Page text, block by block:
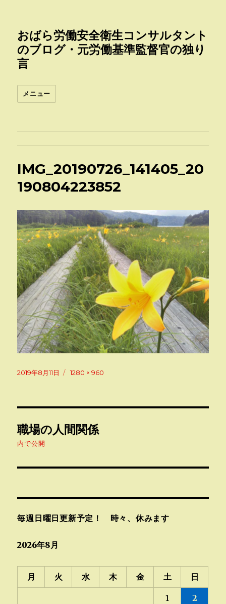
おばら労働安全衛生コンサルタント
のブログ・元労働基準監督官の独り
言
メニュー
IMG_20190726_141405_20
190804223852
投
2019年8月11日
フ
1280 × 960
稿
ゲ
ー
シ
ョ
ン
職場の人間関係
内で公開
毎週日曜日更新予定！ 時々、休みます
2026年8月
月 火 水 木 金 土 日
1 2